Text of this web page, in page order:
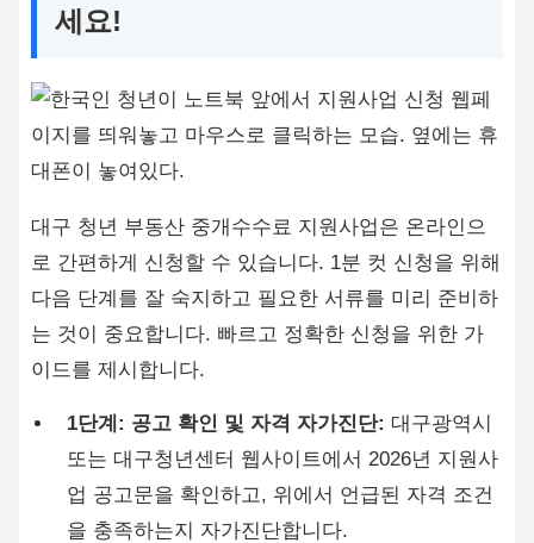
세요!
대구 청년 부동산 중개수수료 지원사업은 온라인으
로 간편하게 신청할 수 있습니다. 1분 컷 신청을 위해
다음 단계를 잘 숙지하고 필요한 서류를 미리 준비하
는 것이 중요합니다. 빠르고 정확한 신청을 위한 가
이드를 제시합니다.
1단계: 공고 확인 및 자격 자가진단: 대구광역시
또는 대구청년센터 웹사이트에서 2026년 지원사
업 공고문을 확인하고, 위에서 언급된 자격 조건
을 충족하는지 자가진단합니다.